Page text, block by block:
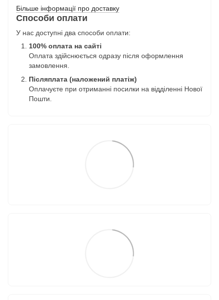
Більше інформації про доставку
Способи оплати
У нас доступні два способи оплати:
100% оплата на сайті
Оплата здійснюється одразу після оформлення
замовлення.
Післяплата (наложений платіж)
Оплачуєте при отриманні посилки на відділенні Нової
Пошти.